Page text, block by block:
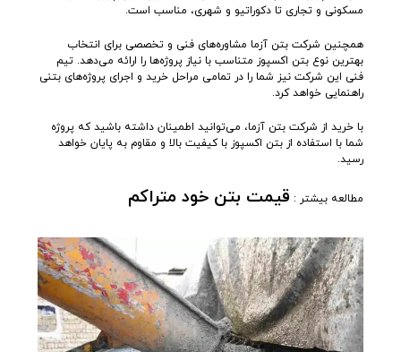
مسکونی و تجاری تا دکوراتیو و شهری، مناسب است.
همچنین شرکت بتن آزما مشاوره‌های فنی و تخصصی برای انتخاب
بهترین نوع بتن اکسپوز متناسب با نیاز پروژه‌ها را ارائه می‌دهد. تیم
فنی این شرکت نیز شما را در تمامی مراحل خرید و اجرای پروژه‌های بتنی
راهنمایی خواهد کرد.
با خرید از شرکت بتن آزما، می‌توانید اطمینان داشته باشید که پروژه
شما با استفاده از بتن اکسپوز با کیفیت بالا و مقاوم به پایان خواهد
رسید.
مطالعه بیشتر : قیمت بتن خود متراکم